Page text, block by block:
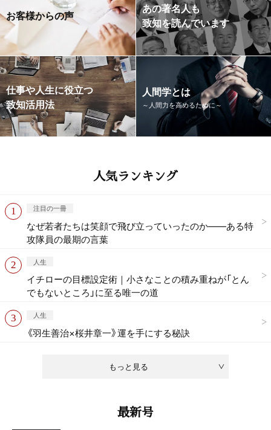
お客様からの声
あの著名人も
致知を読んでいます
仕事や人生に役立つ
致知活用法
人間学とは
～人間力を高めるために～
人気ランキング
もっと見る
注目の一冊
なぜ若者たちは笑顔で飛び立っていったのか——ある特
攻隊員の最期の言葉
人生
イチローの目標設定術｜小さなことの積み重ねが「とん
でもないところ」に至る唯一の道
人生
《羽生善治×桜井章一》運を手にする秘訣
最新号